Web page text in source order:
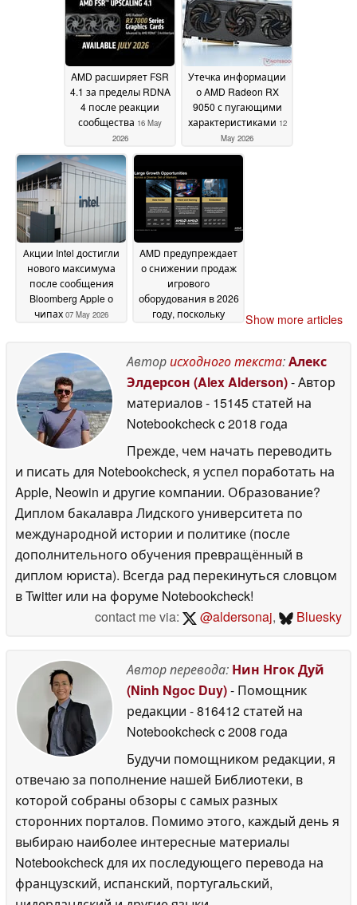
за экосистемой
приложений Xbox19
May 2026
AMD расширяет FSR
4.1 за пределы RDNA
4 после реакции
сообщества 16 May
2026
Утечка информации
о AMD Radeon RX
9050 с пугающими
характеристиками 12
May 2026
Акции Intel достигли
нового максимума
после сообщения
Bloomberg Apple о
чипах 07 May 2026
AMD предупреждает
о снижении продаж
игрового
оборудования в 2026
году, поскольку
интеллектом,
подстегивает рост
затрат07 May 2026
Show more articles
Авторисходного текста:Алекс
Элдерсон (Alex Alderson)- Автор
материалов- 15145 статей на
Notebookcheckc 2018 года
Прежде, чем начать переводить
и писать для Notebookcheck, я успел поработать на
Apple, Neowin и другие компании. Образование?
Диплом бакалавра Лидского университета по
международной истории и политике (после
дополнительного обучения превращённый в
диплом юриста). Всегда рад перекинуться словцом
в Twitter или на форуме Notebookcheck!
contact me via:
@aldersonaj, Bluesky
Автор перевода: Нин Нгок Дуй
(Ninh Ngoc Duy)- Помощник
редакции - 816412 статей на
Notebookcheckc 2008 года
Будучи помощником редакции, я
отвечаю за пополнение нашей Библиотеки, в
которой собраны обзоры с самых разных
сторонних порталов. Помимо этого, каждый день я
выбираю наиболее интересные материалы
Notebookcheck для их последующего перевода на
французский, испанский, португальский,